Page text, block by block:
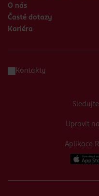
O nás
Časté dotazy
Kariéra
Kontakty
Aplikace
Upravit